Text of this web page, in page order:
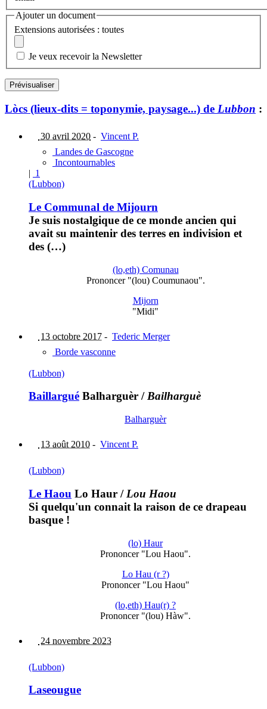
Ajouter un document
Extensions autorisées : toutes
Je veux recevoir la Newsletter
Lòcs (lieux-dits = toponymie, paysage...) de Lubbon :
30 avril 2020 - Vincent P.
Landes de Gascogne
Incontournables
| 1
(Lubbon)
Le Communal de Mijourn
Je suis nostalgique de ce monde ancien qui
avait su maintenir des terres en indivision et
des (…)
(lo,eth) Comunau
Prononcer "(lou) Coumunaou".
Mijorn
"Midi"
13 octobre 2017 - Tederic Merger
Borde vasconne
(Lubbon)
Baillargué Balharguèr /Bailharguè
Balharguèr
13 août 2010 - Vincent P.
(Lubbon)
Le Haou Lo Haur / Lou Haou
Si quelqu'un connait la raison de ce drapeau
basque !
(lo) Haur
Prononcer "Lou Haou".
Lo Hau (r ?)
Prononcer "Lou Haou"
(lo,eth) Hau(r) ?
Prononcer "(lou) Hàw".
24 novembre 2023
(Lubbon)
Laseougue